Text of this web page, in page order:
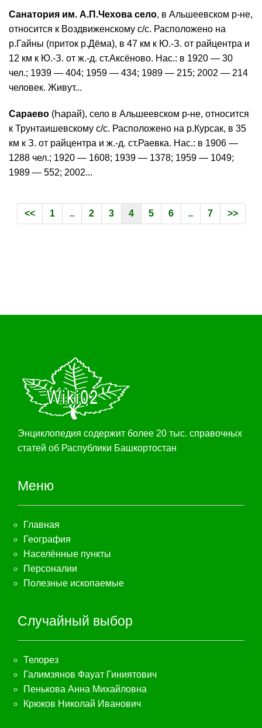
Санатория им. А.П.Чехова село, в Альшеевском р-не,
относится к Воздвиженскому с/с. Расположено на
р.Гайны (приток р.Дёма), в 47 км к Ю.-З. от райцентра и
12 км к Ю.-З. от ж.-д. ст.Аксёново. Нас.: в 1920 — 30
чел.; 1939 — 404; 1959 — 434; 1989 — 215; 2002 — 214
человек. Живут...
Сараево (Һарай), село в Альшеевском р-не, относится
к Трунтаишевскому с/с. Расположено на р.Курсак, в 35
км к З. от райцентра и ж.-д. ст.Раевка. Нас.: в 1906 —
1288 чел.; 1920 — 1608; 1939 — 1378; 1959 — 1049;
1989 — 552; 2002...
<< 1 .. 2 3 4 5 6 .. 7 >>
Энциклопедия содержит более 20 тыс. справочных
статей об Распублики Башкортостан
Меню
Главная
География
Населённые пункты
Персоналии
Полезные ископаемые
Случайный выбор
Телорез
Галимзянов Фауат Гиниятович
Пенькова Анна Михайловна
Крюков Николай Иванович